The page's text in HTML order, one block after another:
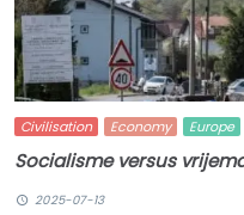
Civilisation Economy Europe
Socialisme versus
2025-07-13